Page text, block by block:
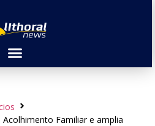
Familiar e amplia